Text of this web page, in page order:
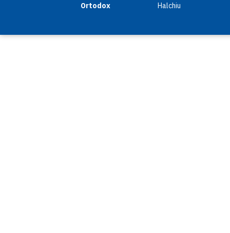
Ortodox
Halchiu